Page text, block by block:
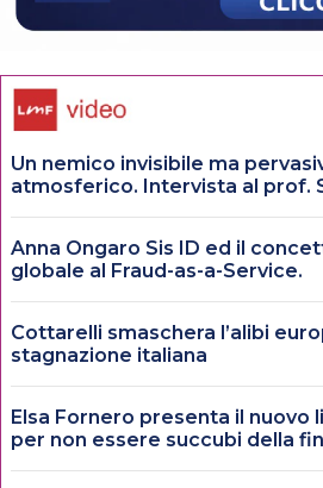
Un nemico invisibile ma
atmosferico. Intervista al prof.
Anna Ongaro Sis ID ed il
globale al Fraud-as-a-Service.
Cottarelli smaschera l’alibi
stagnazione italiana
Elsa Fornero presenta il nuovo
per non essere succubi della